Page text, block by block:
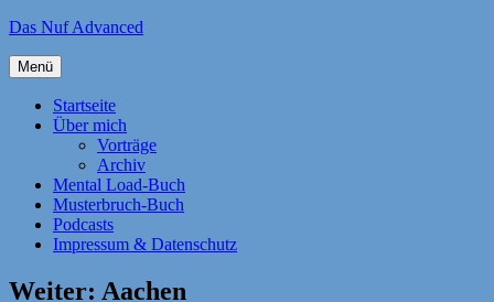
Zum
springen
Das Nuf Advanced
Menü
Startseite
Über mich
Vorträge
Archiv
Mental Load-Buch
Musterbruch-Buch
Podcasts
Impressum & Datenschutz
Weiter: Aachen